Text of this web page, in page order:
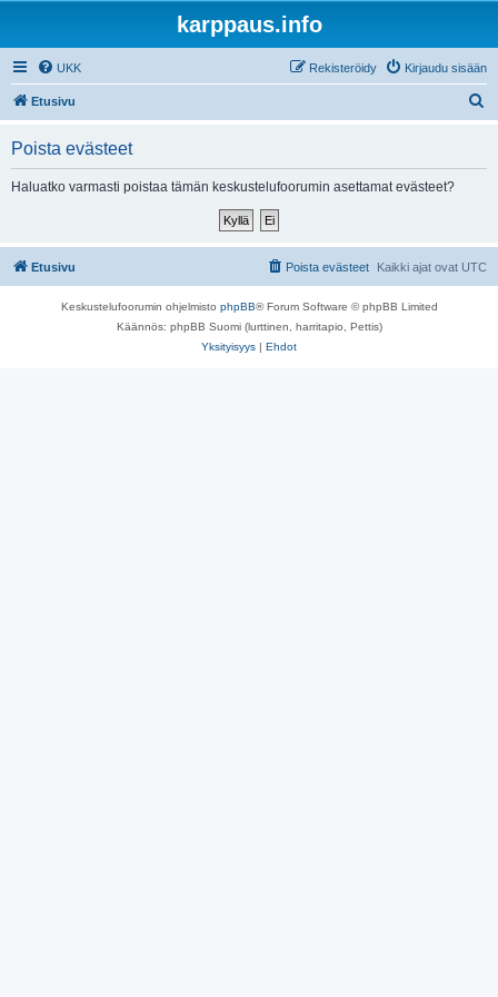
karppaus.info
UKK Kirjaudu sisään
Rekisteröidy
Etusivu
Poista evästeet
Haluatko varmasti poistaa tämän keskustelufoorumin asettamat evästeet?
Etusivu Kaikki ajat ovat UTC
Poista evästeet
Keskustelufoorumin ohjelmisto phpBB® Forum Software © phpBB Limited
Käännös: phpBB Suomi (lurttinen, harritapio, Pettis)
Yksityisyys | Ehdot